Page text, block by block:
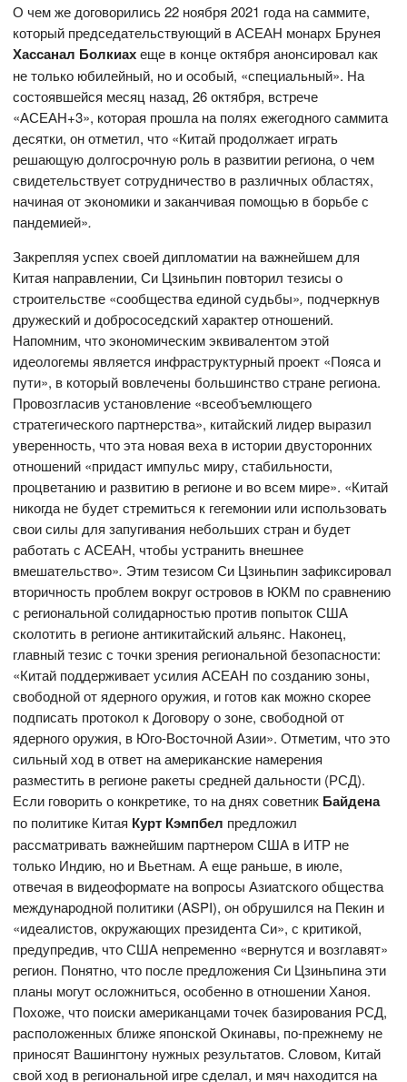
О чем же договорились 22 ноября 2021 года на саммите,
который председательствующий в АСЕАН монарх Брунея
Хассанал Болкиахеще в конце октября анонсировал как
не только юбилейный, но и особый, «специальный». На
состоявшейся месяц назад, 26 октября, встрече
«АСЕАН+3», которая прошла на полях ежегодного саммита
десятки, он отметил, что «Китай продолжает играть
решающую долгосрочную роль в развитии региона, о чем
свидетельствует сотрудничество в различных областях,
начиная от экономики и заканчивая помощью в борьбе с
пандемией».
Закрепляя успех своей дипломатии на важнейшем для
Китая направлении, Си Цзиньпин повторил тезисы о
строительстве «сообщества единой судьбы», подчеркнув
дружеский и добрососедский характер отношений.
Напомним, что экономическим эквивалентом этой
идеологемы является инфраструктурный проект «Пояса и
пути», в который вовлечены большинство стране региона.
Провозгласив установление «всеобъемлющего
стратегического партнерства», китайский лидер выразил
уверенность, что эта новая веха в истории двусторонних
отношений «придаст импульс миру, стабильности,
процветанию и развитию в регионе и во всем мире». «Китай
никогда не будет стремиться к гегемонии или использовать
свои силы для запугивания небольших стран и будет
работать с АСЕАН, чтобы устранить внешнее
вмешательство». Этим тезисом Си Цзиньпин зафиксировал
вторичность проблем вокруг островов в ЮКМ по сравнению
с региональной солидарностью против попыток США
сколотить в регионе антикитайский альянс. Наконец,
главный тезис с точки зрения региональной безопасности:
«Китай поддерживает усилия АСЕАН по созданию зоны,
свободной от ядерного оружия, и готов как можно скорее
подписать протокол к Договору о зоне, свободной от
ядерного оружия, в Юго-Восточной Азии». Отметим, что это
сильный ход в ответ на американские намерения
разместить в регионе ракеты средней дальности (РСД).
Если говорить о конкретике, то на днях советник Байдена
по политике Китая Курт Кэмпбел предложил
рассматривать важнейшим партнером США в ИТР не
только Индию, но и Вьетнам. А еще раньше, в июле,
отвечая в видеоформате на вопросы Азиатского общества
международной политики (ASPI), он обрушился на Пекин и
«идеалистов, окружающих президента Си», с критикой,
предупредив, что США непременно «вернутся и возглавят»
регион. Понятно, что после предложения Си Цзиньпина эти
планы могут осложниться, особенно в отношении Ханоя.
Похоже, что поиски американцами точек базирования РСД,
расположенных ближе японской Окинавы, по-прежнему не
приносят Вашингтону нужных результатов. Словом, Китай
свой ход в региональной игре сделал, и мяч находится на